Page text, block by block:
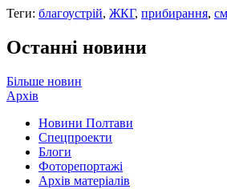
Теги: благоустрій, ЖКГ, прибирання,
Останні новини
Більше новин
Архів
Новини Полтави
Спецпроекти
Блоги
Фоторепортажі
Архів матеріалів